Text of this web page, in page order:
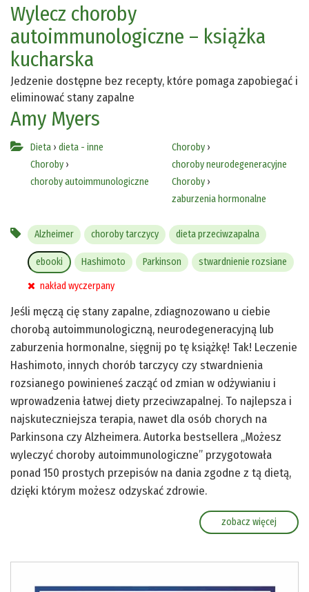
Wylecz choroby
autoimmunologiczne – książka
kucharska
Jedzenie dostępne bez recepty, które pomaga zapobiegać i
eliminować stany zapalne
Amy Myers
Dieta › dieta - inne
Choroby ›
choroby autoimmunologiczne
Choroby›
choroby neurodegeneracyjne
Choroby›
zaburzenia hormonalne
Alzheimer choroby tarczycy dieta przeciwzapalna
ebooki Hashimoto Parkinson stwardnienie rozsiane
nakład wyczerpany
Jeśli męczą cię stany zapalne, zdiagnozowano u ciebie
chorobą autoimmunologiczną, neurodegeneracyjną lub
zaburzenia hormonalne, sięgnij po tę książkę! Tak! Leczenie
Hashimoto, innych chorób tarczycy czy stwardnienia
rozsianego powinieneś zacząć od zmian w odżywianiu i
wprowadzenia łatwej diety przeciwzapalnej. To najlepsza i
najskuteczniejsza terapia, nawet dla osób chorych na
Parkinsona czy Alzheimera. Autorka bestsellera „Możesz
wyleczyć choroby autoimmunologiczne” przygotowała
ponad 150 prostych przepisów na dania zgodne z tą dietą,
dzięki którym możesz odzyskać zdrowie.
zobacz więcej